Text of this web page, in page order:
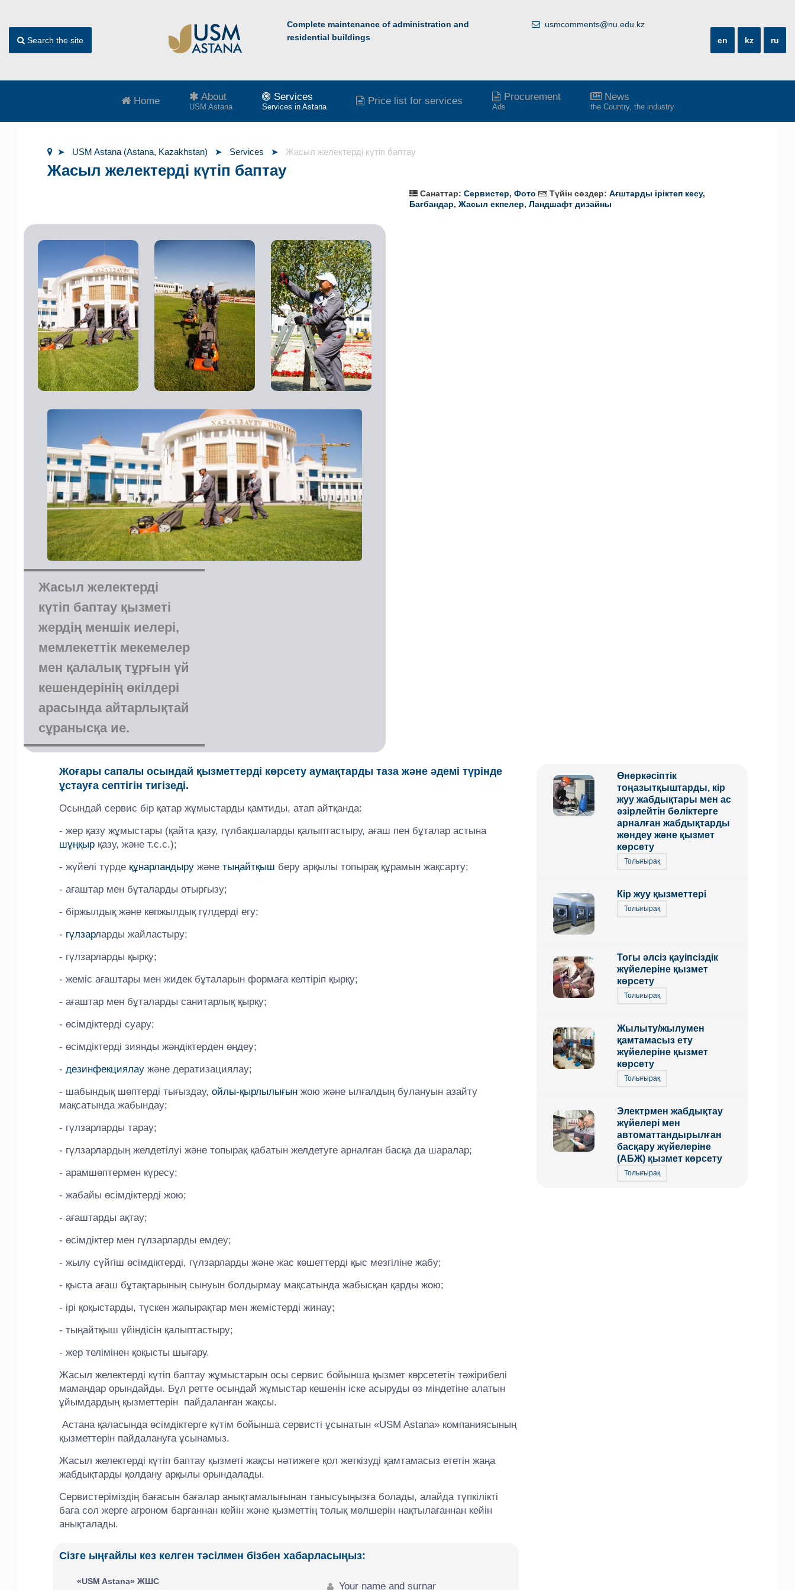
Search the site
Complete maintenance of administration and
residential buildings
usmcomments@nu.edu.kz
ru
kz
en
Home About
USM Astana
Services
Services in Astana
Price list for services Procurement
Ads
News
the Country, the industry
USM Astana (Astana, Kazakhstan) Services Жасыл желектерді күтіп баптау
Жасыл желектерді күтіп баптау
Санаттар: Сервистер, Фото Түйін сөздер: Ағштарды іріктеп кесу,
Бағбандар, Жасыл екпелер, Ландшафт дизайны
Жасыл желектерді
күтіп баптау қызметі
жердің меншік иелері,
мемлекеттік мекемелер
мен қалалық тұрғын үй
кешендерінің өкілдері
арасында айтарлықтай
сұранысқа ие.
Жоғары сапалы осындай қызметтерді көрсету аумақтарды таза және әдемі түрінде
ұстауға септігін тигізеді.
Осындай сервис бір қатар жұмыстарды қамтиды, атап айтқанда:
- жер қазу жұмыстары (қайта қазу, гүлбақшаларды қалыптастыру, ағаш пен бұталар астына
шұңқыр қазу, және т.с.с.);
- жүйелі түрде құнарландыру және тыңайтқыш беру арқылы топырақ құрамын жақсарту;
- ағаштар мен бұталарды отырғызу;
- біржылдық және көпжылдық гүлдерді егу;
- гүлзарларды жайластыру;
- гүлзарларды қырқу;
- жеміс ағаштары мен жидек бұталарын формаға келтіріп қырқу;
- ағаштар мен бұталарды санитарлық қырқу;
- өсімдіктерді суару;
- өсімдіктерді зиянды жәндіктерден өңдеу;
- дезинфекциялау және дератизациялау;
- шабындық шөптерді тығыздау, ойлы-қырлылығын жою және ылғалдың булануын азайту
мақсатында жабындау;
- гүлзарларды тарау;
- гүлзарлардың желдетілуі және топырақ қабатын желдетуге арналған басқа да шаралар;
- арамшөптермен күресу;
- жабайы өсімдіктерді жою;
- ағаштарды ақтау;
- өсімдіктер мен гүлзарларды емдеу;
- жылу сүйгіш өсімдіктерді, гүлзарларды және жас көшеттерді қыс мезгіліне жабу;
- қыста ағаш бұтақтарының сынуын болдырмау мақсатында жабысқан қарды жою;
- ірі қоқыстарды, түскен жапырақтар мен жемістерді жинау;
- тыңайтқыш үйіндісін қалыптастыру;
- жер телімінен қоқысты шығару.
Жасыл желектерді күтіп баптау жұмыстарын осы сервис бойынша қызмет көрсететін тәжірибелі
мамандар орындайды. Бұл ретте осындай жұмыстар кешенін іске асыруды өз міндетіне алатын
ұйымдардың қызметтерін пайдаланған жақсы.
Астана қаласында өсімдіктерге күтім бойынша сервисті ұсынатын «USM Astana» компаниясының
қызметтерін пайдалануға ұсынамыз.
Жасыл желектерді күтіп баптау қызметі жақсы нәтижеге қол жеткізуді қамтамасыз ететін жаңа
жабдықтарды қолдану арқылы орындалады.
Сервистеріміздің бағасын бағалар анықтамалығынан танысуыңызға болады, алайда түпкілікті
баға сол жерге агроном барғаннан кейін және қызметтің толық мөлшерін нақтылағаннан кейін
анықталады.
Сізге ыңғайлы кез келген тәсілмен бізбен хабарласыңыз:
«USM Astana» ЖШС
Өнеркәсіптік
тоңазытқыштарды, кір
жуу жабдықтары мен ас
әзірлейтін бөліктерге
арналған жабдықтарды
жөндеу және қызмет
көрсету
Толығырақ
Кір жуу қызметтері
Толығырақ
Тогы әлсіз қауіпсіздік
жүйелеріне қызмет
көрсету
Толығырақ
Жылыту/жылумен
қамтамасыз ету
жүйелеріне қызмет
көрсету
Толығырақ
Электрмен жабдықтау
жүйелері мен
автоматтандырылған
басқару жүйелеріне
(АБЖ) қызмет көрсету
Толығырақ